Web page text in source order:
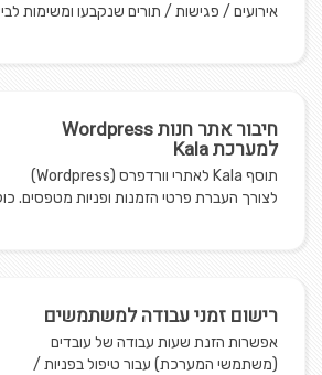
אירועים / פגישות / תורים שנקבעו ומשימות
חיבור אתר חנות Wordpress
למערכת Kala
תוסף Kala לאתרי וורדפרס (Wordpress)
לצורך העברת פרטי הזמנות ופניות מטפסים.
רישום זמני עבודה למשתמשים
אפשרות הזנת שעות עבודה של עובדים
(משתמשי המערכת) עבור טיפול בפניות /